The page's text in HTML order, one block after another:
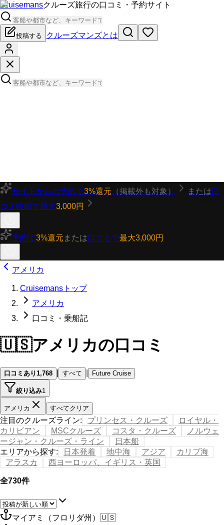
Cruisemansクルーズ旅行の口コミ・予約サイト
投稿する クルーズマンズとは
サイトからの予約で3%還元 （掲載外も対象） または口
コミ投稿で最大3,000円
予約で3%還元 または口コミで最大3,000円
アメリカ
Cruisemansトップ
アメリカ
口コミ・乗船記
🇺🇸アメリカの口コミ
口コミあり1,768 すべて Future Cruise
絞り込み1
アメリカ すべてクリア
注目のクルーズライン: プリンセス・クルーズ
ロイヤル・
カリビアン
MSCクルーズ コスタ・クルーズ
ノルウェ
ージャン・クルーズ・ライン
日本船
エリアから探す: 日本発着 地中海 アジア
カリブ海
アラスカ
西ヨーロッパ、イギリス・英国
全730件
マイアミ（フロリダ州） 🇺🇸